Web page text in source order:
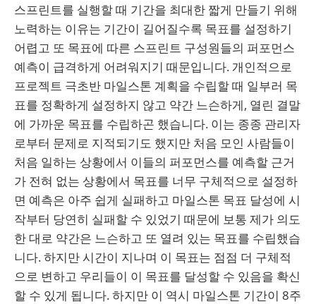
스프린트를 실행할 때 기간을 최대한 짧게 만들기 위해
노력하는 이유는 기간이 길어질수록 목표를 설정하기
어렵고 또 목표에 따른 스프린트 구성원들의 퍼포먼스
예측이 급격하게 어려워지기 때문입니다. 개인적으로
프로젝트 극초반 마일스톤 계획을 수립할 때 일부러 목
표를 정확하게 설정하지 않고 약간 느슨하게, 열린 결말
에 가까운 목표를 수립하곤 했습니다. 이는 종종 관리자
로부터 문제로 지적되기도 했지만 처음 모인 사람들이
처음 일하는 상황에서 이들의 퍼포먼스를 예측할 근거
가 전혀 없는 상황에서 목표를 너무 구체적으로 설정하
면 예측은 아주 쉽게 실패하고 마일스톤 목표 달성에 시
작부터 당연히 실패할 수 있었기 때문에 보통 제가 의도
한 대로 약간은 느슨하고 또 열려 있는 목표를 수립했습
니다. 하지만 시간이 지나며 이 목표는 점점 더 구체적
으로 변하고 우리들이 이 목표를 달성할 수 있음을 확신
할 수 있게 됩니다. 하지만 이 역시 마일스톤 기간이 8주